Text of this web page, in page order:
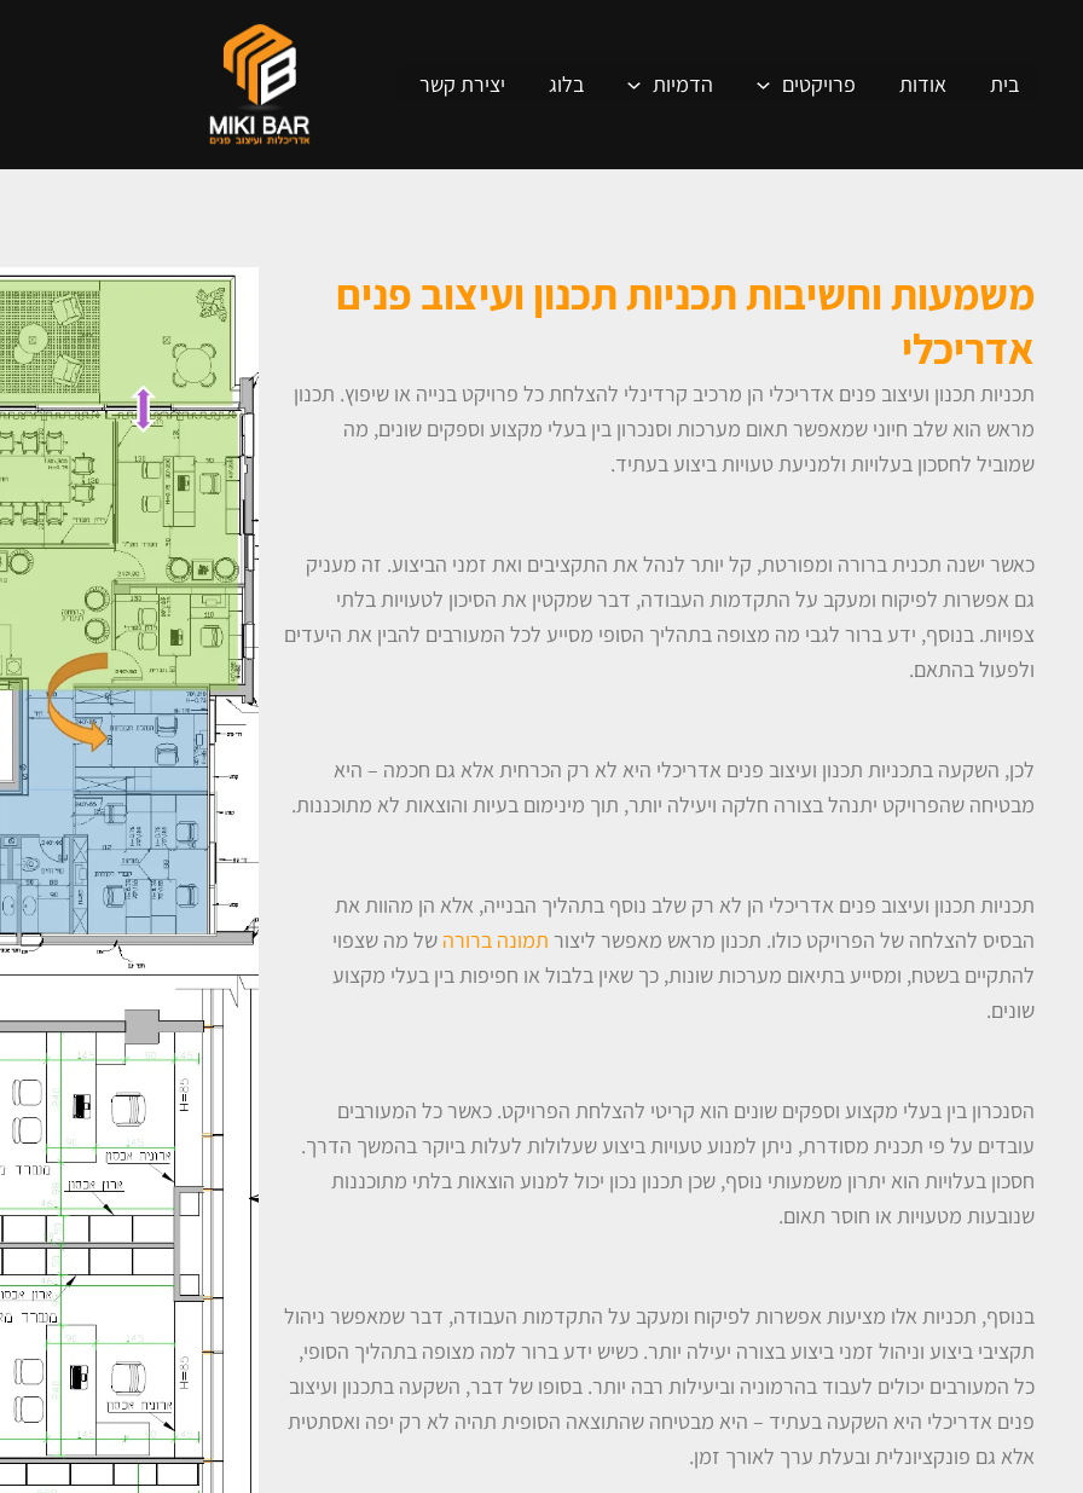
בית
אודות פרויקטים הדמיות בלוג יצירת קשר
משמעות וחשיבות תכניות תכנון ועיצוב פנים
אדריכלי
תכניות תכנון ועיצוב פנים אדריכלי הן מרכיב קרדינלי להצלחת כל פרויקט בנייה או שיפוץ. תכנון
מראש הוא שלב חיוני שמאפשר תאום מערכות וסנכרון בין בעלי מקצוע וספקים שונים, מה
שמוביל לחסכון בעלויות ולמניעת טעויות ביצוע בעתיד.
כאשר ישנה תכנית ברורה ומפורטת, קל יותר לנהל את התקציבים ואת זמני הביצוע. זה מעניק
גם אפשרות לפיקוח ומעקב על התקדמות העבודה, דבר שמקטין את הסיכון לטעויות בלתי
צפויות. בנוסף, ידע ברור לגבי מה מצופה בתהליך הסופי מסייע לכל המעורבים להבין את היעדים
ולפעול בהתאם.
לכן, השקעה בתכניות תכנון ועיצוב פנים אדריכלי היא לא רק הכרחית אלא גם חכמה – היא
מבטיחה שהפרויקט יתנהל בצורה חלקה ויעילה יותר, תוך מינימום בעיות והוצאות לא מתוכננות.
תכניות תכנון ועיצוב פנים אדריכלי הן לא רק שלב נוסף בתהליך הבנייה, אלא הן מהוות את
הבסיס להצלחה של הפרויקט כולו. תכנון מראש מאפשר ליצור תמונה ברורה של מה שצפוי
להתקיים בשטח, ומסייע בתיאום מערכות שונות, כך שאין בלבול או חפיפות בין בעלי מקצוע
שונים.
הסנכרון בין בעלי מקצוע וספקים שונים הוא קריטי להצלחת הפרויקט. כאשר כל המעורבים
עובדים על פי תכנית מסודרת, ניתן למנוע טעויות ביצוע שעלולות לעלות ביוקר בהמשך הדרך.
חסכון בעלויות הוא יתרון משמעותי נוסף, שכן תכנון נכון יכול למנוע הוצאות בלתי מתוכננות
שנובעות מטעויות או חוסר תאום.
בנוסף, תכניות אלו מציעות אפשרות לפיקוח ומעקב על התקדמות העבודה, דבר שמאפשר ניהול
תקציבי ביצוע וניהול זמני ביצוע בצורה יעילה יותר. כשיש ידע ברור למה מצופה בתהליך הסופי,
כל המעורבים יכולים לעבוד בהרמוניה וביעילות רבה יותר. בסופו של דבר, השקעה בתכנון ועיצוב
פנים אדריכלי היא השקעה בעתיד – היא מבטיחה שהתוצאה הסופית תהיה לא רק יפה ואסתטית
אלא גם פונקציונלית ובעלת ערך לאורך זמן.